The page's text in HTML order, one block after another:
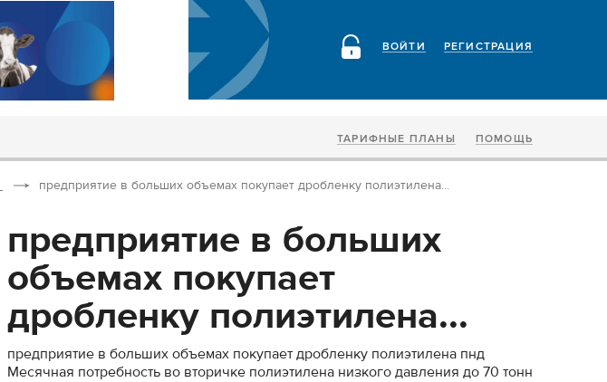
РЕГИСТРАЦИЯ
ВОЙТИ
ТАРИФНЫЕ ПЛАНЫ ПОМОЩЬ
предприятие в больших объемах покупает дробленку полиэтилена...
предприятие в больших
объемах покупает
дробленку полиэтилена...
предприятие в больших объемах покупает дробленку полиэтилена пнд
Месячная потребность во вторичке полиэтилена низкого давления до 70 тонн